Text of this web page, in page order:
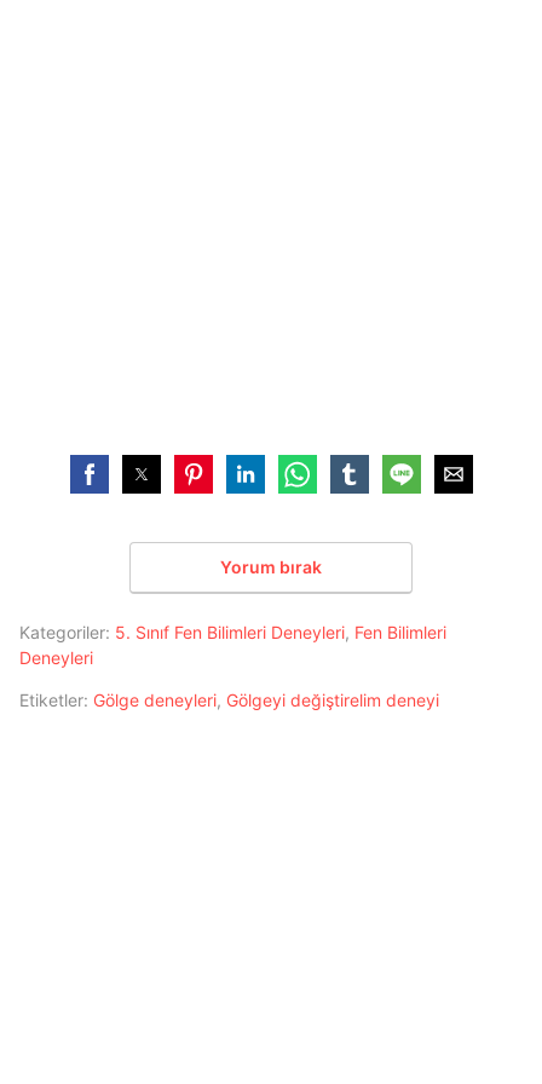
Yorum bırak
Kategoriler: 5. Sınıf Fen Bilimleri Deneyleri, Fen Bilimleri
Deneyleri
Etiketler: Gölge deneyleri, Gölgeyi değiştirelim deneyi